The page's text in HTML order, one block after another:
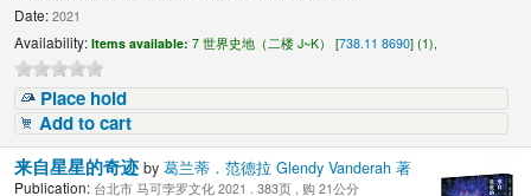
Date: 2021
Availability: Items available: 7 世界史地（二楼 J~K） [738.11 8690] (1),
Place hold
Add to cart
来自星星的奇迹by葛兰蒂．范德拉 Glendy Vanderah 著
Publication: 台北市 马可孛罗文化 2021 . 383页 , 购 21公分